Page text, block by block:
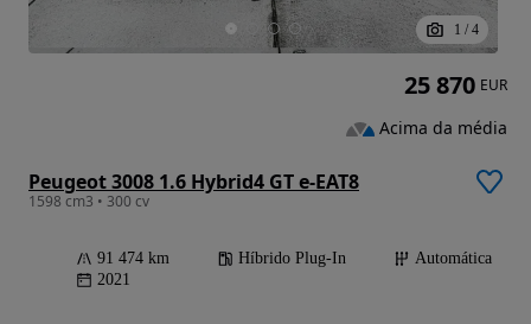
1 / 4
Peugeot 3008 1.6 Hybrid4 GT e-EAT8
1598 cm3 • 300 cv
91 474 km Híbrido Plug-In
Automática
2021
25 870 EUR
Acima da média